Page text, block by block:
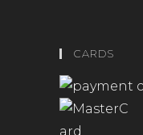
CARDS